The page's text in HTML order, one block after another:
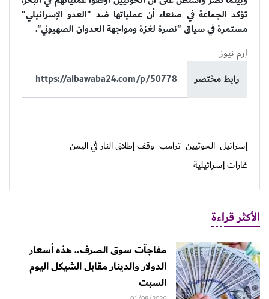
تؤكد الجماعة في صنعاء أن عملياتها ضد "العدو الإسرائيلي"
مستمرة في سياق "نصرة لغزة ومواجهة العدوان الصهيوني".
إرم نيوز
رابط مختصر
إسرائيل الحوثيين ترامب وقف إطلاق النار في اليمن
غارات إسرائيلية
الأكثر قراءة
مفاجآت سوق الصرف.. هذه أسعار
الدولار والدينار مقابل الشيكل اليوم
السبت